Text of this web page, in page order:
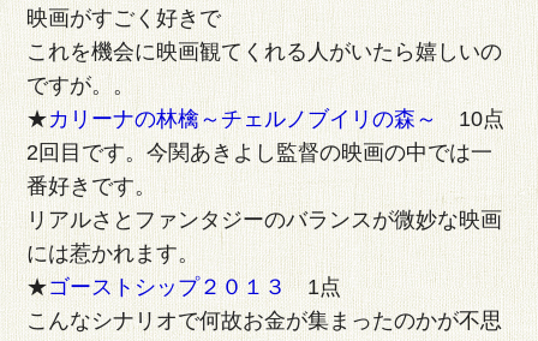
映画がすごく好きで
これを機会に映画観てくれる人がいたら嬉しいの
ですが。。
★カリーナの林檎～チェルノブイリの森～10点
2回目です。今関あきよし監督の映画の中では一
番好きです。
リアルさとファンタジーのバランスが微妙な映画
には惹かれます。
★ゴーストシップ２０１３1点
こんなシナリオで何故お金が集まったのかが不思